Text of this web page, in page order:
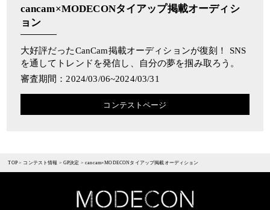
cancam×MODECONタイアップ掲載オーディシ
ョン
大好評だったCanCam掲載オーディションが復刻！ SNS
を通してトレンドを発信し、自分の夢を掴み取ろう。
審査期間：2024/03/06~2024/03/31
コンテストページ
TOP> コンテスト情報 >GP決定 >cancam×MODECONタイアップ掲載オーディション